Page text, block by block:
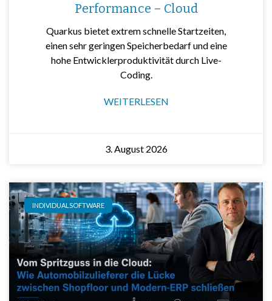
Performance – Cloud
Quarkus bietet extrem schnelle Startzeiten,
einen sehr geringen Speicherbedarf und eine
hohe Entwicklerproduktivität durch Live-
Coding.
WEITERLESEN
3. August 2026
INDIVIDUALSOFTWARE